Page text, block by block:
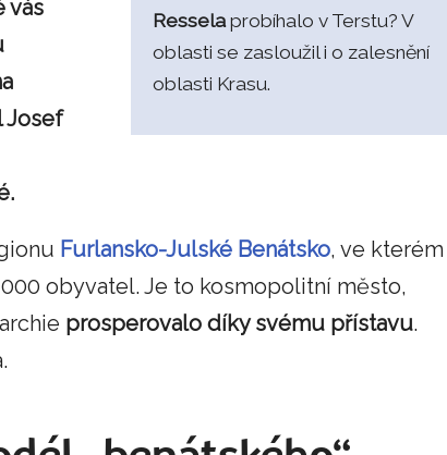
Resselaprobíhalo v Terstu? V
oblasti se zasloužil i o zalesnění
oblasti Krasu.
vás
Josef
Furlansko-Julské Benátsko, ve kterém
obyvatel. Je to kosmopolitní město,
prosperovalo díky svému přístavu.